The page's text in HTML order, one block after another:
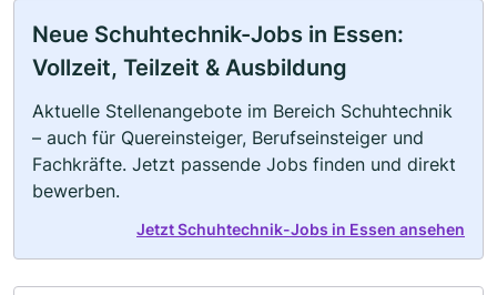
Neue Schuhtechnik-Jobs in Essen:
Vollzeit, Teilzeit & Ausbildung
Aktuelle Stellenangebote im Bereich Schuhtechnik
– auch für Quereinsteiger, Berufseinsteiger und
Fachkräfte. Jetzt passende Jobs finden und direkt
bewerben.
Jetzt Schuhtechnik-Jobs in Essen ansehen